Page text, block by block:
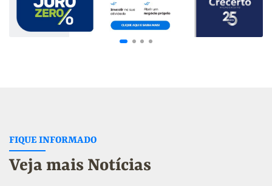
FIQUE INFORMADO
Veja mais Notícias